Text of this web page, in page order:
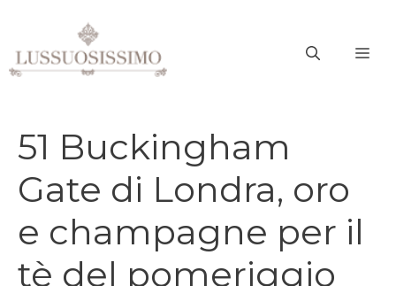
contenuto
51 Buckingham
Gate di Londra, oro
e champagne per il
tè del pomeriggio